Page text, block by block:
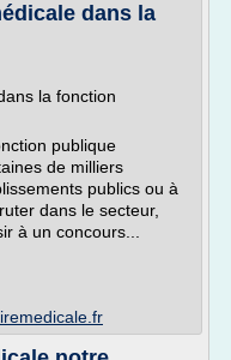
dans la
la fonction
publique
de milliers
publics ou à
dans le secteur,
à un concours...